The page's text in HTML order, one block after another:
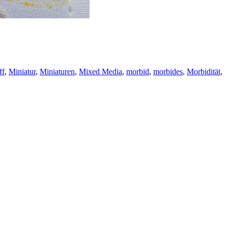
, Miniatur, Miniaturen, Mixed Media, morbid, morbides, Morbidität,